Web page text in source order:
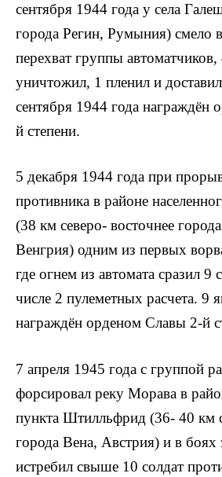
сентября 1944 года у села
города Регин, Румыния) смело
перехват группы
уничтожил, 1 пленил и
сентября 1944 года награждён
й степени.
5 декабря 1944 года при
противника в районе
(38 км северо- восточнее
Венгрия) одним из первых
где огнем из автомата сразил 9
числе 2 пулеметных расчета. 9
награждён орденом Славы 2-й
7 апреля 1945 года с группой
форсировал реку Морава в
пункта Штилльфрид (36- 40 км
города Вена, Австрия) и в боях
истребил свыше 10 солдат